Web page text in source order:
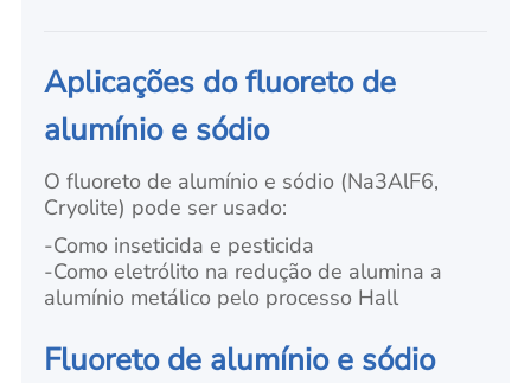
Aplicações do fluoreto de
alumínio e sódio
O fluoreto de alumínio e sódio (Na3AlF6,
Cryolite) pode ser usado:
-Como inseticida e pesticida
-Como eletrólito na redução de alumina a
alumínio metálico pelo processo Hall
Fluoreto de alumínio e sódio